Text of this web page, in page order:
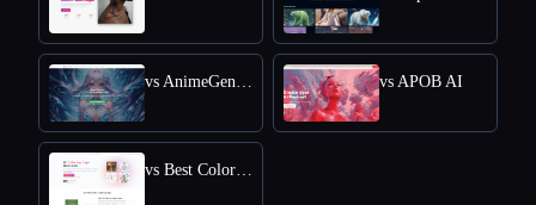
vs AnimeGenius vs APOB AI
vs Best Coloring Pages AI